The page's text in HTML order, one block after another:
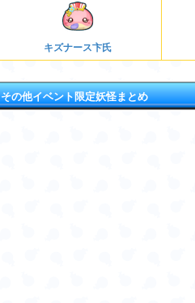
キズナース卞氏
その他イベント限定妖怪まとめ